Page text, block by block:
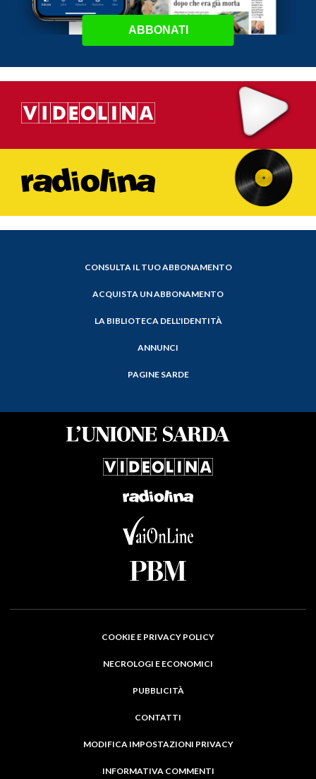
ABBONATI
CONSULTA IL TUO ABBONAMENTO
ACQUISTA UN ABBONAMENTO
LA BIBLIOTECA DELL'IDENTITÀ
ANNUNCI
PAGINE SARDE
COOKIE E PRIVACY POLICY
NECROLOGI E ECONOMICI
PUBBLICITÀ
CONTATTI
MODIFICA IMPOSTAZIONI PRIVACY
INFORMATIVA COMMENTI